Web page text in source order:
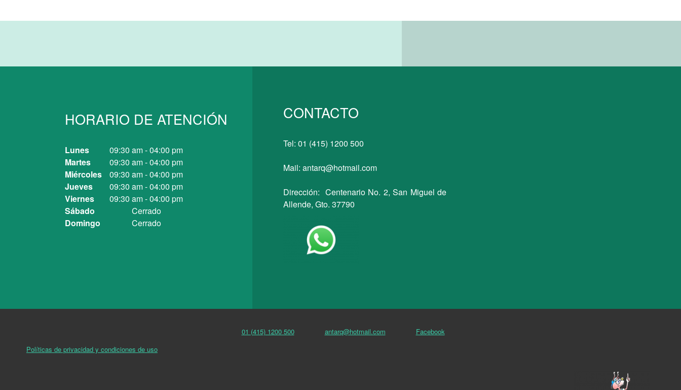
HORARIO DE ATENCIÓN
Lunes 09:30 am-04:00 pm
Martes
09:30 am-04:00 pm
Miércoles
09:30 am-04:00 pm
Jueves
09:30 am-04:00 pm
Viernes
09:30 am-04:00 pm
Sábado
Cerrado
Domingo
Cerrado
CONTACTO
Tel: 01 (415) 1200 500
Mail: antarq@hotmail.com
Dirección: Centenario No. 2, San Miguel de
Allende, Gto. 37790
01 (415) 1200 500 antarq@hotmail.com
Facebook
Políticas de privacidad y condiciones de uso